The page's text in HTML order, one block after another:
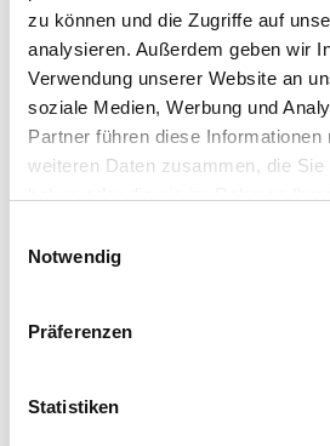
zu können und die Zugriffe auf
analysieren. Außerdem geben wir
Verwendung unserer Website an
soziale Medien, Werbung und
Partner führen diese
weiteren Daten zusammen, die Sie
Cookies, wenn Sie unsere
Notwendig
Präferenzen
Statistiken
Bürgermeister-Fischer-
91083 Baiersdorf
Handy:
0157 75251500
E-Mail:
www.og-baiersdorf.de